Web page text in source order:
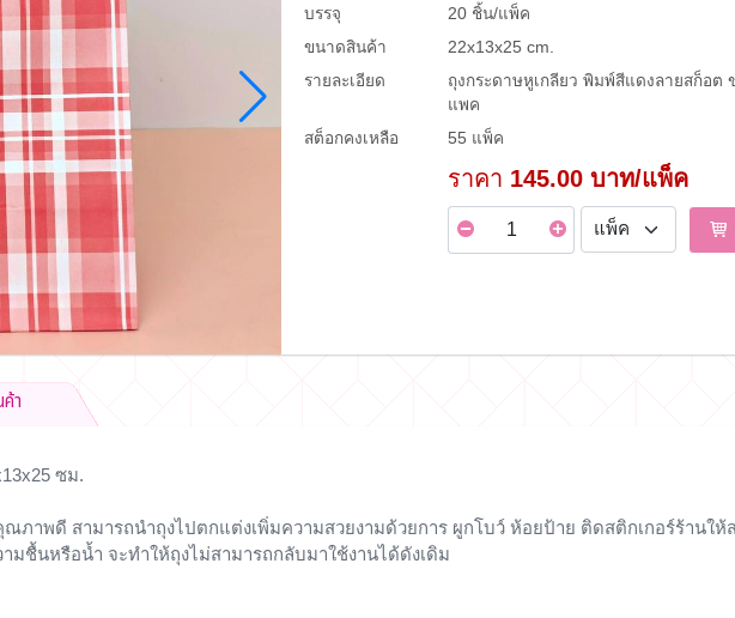
บรรจุ
20 ชิ้น/แพ็ค
ขนาดสินค้า
22x13x25 cm.
รายละเอียด
ถุงกระดาษหูเกลียว พิมพ์สีแดงลายสก็อต
แพค
สต็อกคงเหลือ
55 แพ็ค
ราคา 145.00 บาท/แพ็ค
า
ซม.
ภาพดี สามารถนำถุงไปตกแต่งเพิ่มความสวยงามด้วยการ ผูกโบว์ ห้อยป้าย ติดสติกเกอร์ร้านใ
ชื้นหรือน้ำ จะทำให้ถุงไม่สามารถกลับมาใช้งานได้ดังเดิม